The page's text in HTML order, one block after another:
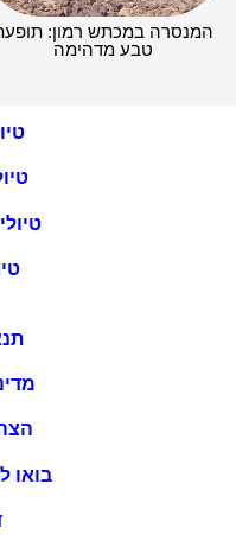
המנסרה במכתש רמון:
טבע מדהימה
בואו